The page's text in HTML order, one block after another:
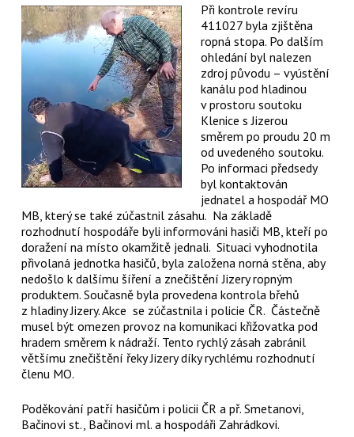
Při kontrole revíru
411027 byla zjištěna
ropná stopa. Po dalším
ohledání byl nalezen
zdroj původu – vyústění
kanálu pod hladinou
v prostoru soutoku
Klenice s Jizerou
směrem po proudu 20 m
od uvedeného soutoku.
Po informaci předsedy
byl kontaktován
jednatel a hospodář MO
MB, který se také zúčastnil zásahu. Na základě
rozhodnutí hospodáře byli informováni hasiči MB, kteří po
doražení na místo okamžitě jednali. Situaci vyhodnotila
přivolaná jednotka hasičů, byla založena norná stěna, aby
nedošlo k dalšímu šíření a znečištění Jizery ropným
produktem. Současně byla provedena kontrola břehů
z hladiny Jizery. Akce se zúčastnila i policie ČR. Částečně
musel být omezen provoz na komunikaci křižovatka pod
hradem směrem k nádraží. Tento rychlý zásah zabránil
většímu znečištění řeky Jizery díky rychlému rozhodnutí
členu MO.
Poděkování patří hasičům i policii ČR a př. Smetanovi,
Bačinovi st., Bačinovi ml. a hospodáři Zahrádkovi.